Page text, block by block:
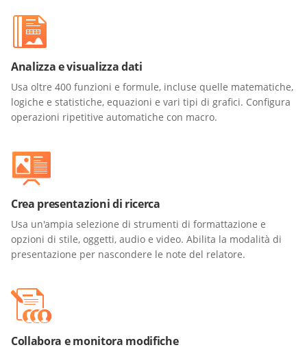
Analizza e visualizza dati
Usa oltre 400 funzioni e formule, incluse quelle matematiche,
logiche e statistiche, equazioni e vari tipi di grafici. Configura
operazioni ripetitive automatiche con macro.
Crea presentazioni di ricerca
Usa un'ampia selezione di strumenti di formattazione e
opzioni di stile, oggetti, audio e video. Abilita la modalità di
presentazione per nascondere le note del relatore.
Collabora e monitora modifiche